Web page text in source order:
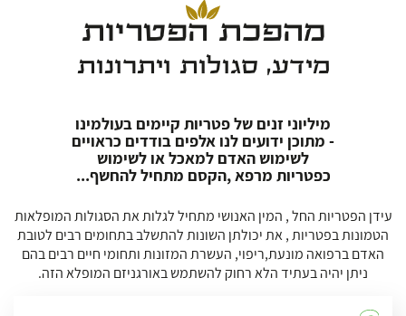
מהפכת הפטריות
מידע, סגולות ויתרונות
מיליוני זנים של פטריות קיימים בעולמינו
- מתוכן ידועים לנו אלפים בודדים כראויים
לשימוש האדם למאכל או לשימוש
כפטריות מרפא ,הקסם מתחיל להחשף...
עידן הפטריות החל , המין האנושי מתחיל לגלות את הסגולות המופלאות
הטמונות בפטריות , את יכולתן השונות להתשלב בתחומים רבים לטובת
האדם ברפואה מונעת,ריפוי, העשרת המזונות ותחומי חיים רבים בהם
ניתן יהיה בעתיד הלא רחוק להשתמש באורגניזם המופלא הזה.